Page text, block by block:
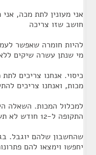
אני מעונין לתת מכה,
חושב שזו צריכה
להיות חומרה שאפשר
מי שנתן עשרה שיקים
כיסוי. אנחנו צריכים
מכות, ואנחנו צריכים
למכלול המכות. השאלה
התקופה ל-12 חודש לא תשתק עסקים
שהחשבון שלהם יוגבל.
יחפשו וימצאו להם